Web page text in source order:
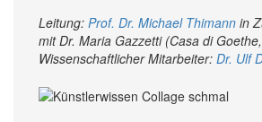
Leitung: Prof. Dr. Michael Thimann in
mit Dr. Maria Gazzetti (Casa di
Wissenschaftlicher Mitarbeiter: Dr. Ulf